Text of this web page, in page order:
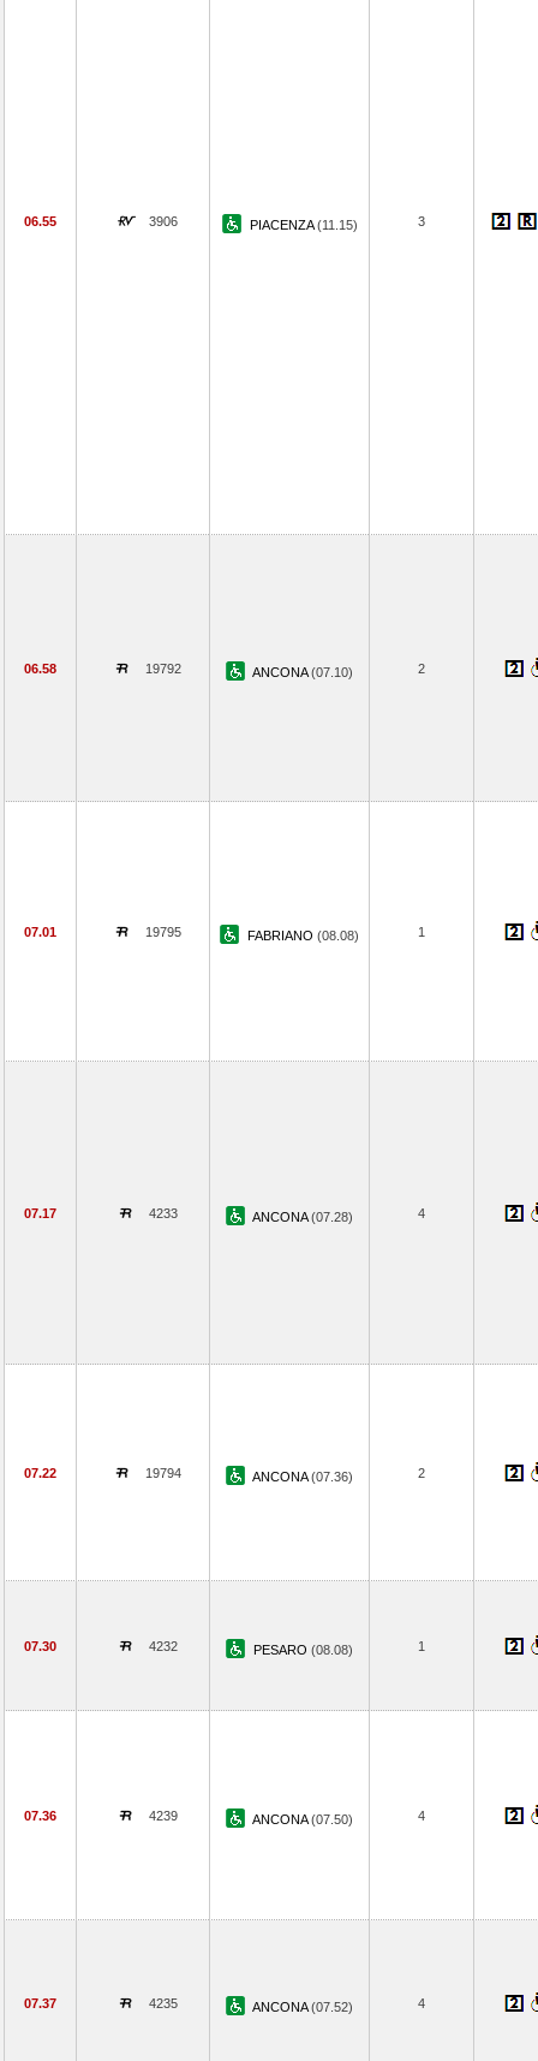
06.55 3906 PIACENZA(11.15) 3
06.58 19792 ANCONA(07.10) 2
07.01 19795 FABRIANO (08.08) 1
07.17 4233 ANCONA(07.28) 4
07.22 19794 ANCONA(07.36) 2
07.30 4232 PESARO (08.08) 1
07.36 4239 ANCONA(07.50) 4
07.37 4235 ANCONA(07.52) 4